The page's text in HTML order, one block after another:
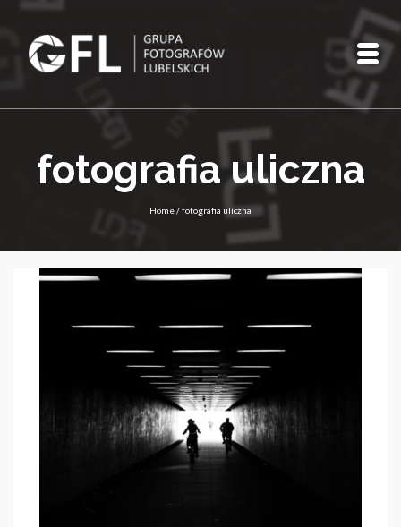
fotografia uliczna
Home/fotografia uliczna